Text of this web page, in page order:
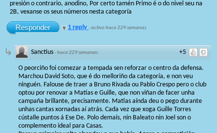
presión o contrario, anodino, Por certo tamén Primo é o do nivel seu na
2B, vexanse os seus números nesta categoría
Responder 1 reply ·activo hace 229 semanas
+5
Sanctius ·hace 229 semanas
O peorciño foi comezar a tempada sen reforzar o centro da defensa.
Marchou David Soto, que é do melloriño da categoría, e non veu
ninguén. Falouse de traer a Bruno Rivada ou Pablo Crespo pero o club
optou por renovar a Matías e Guille, que non viñan de facer unha
campaña brillante, precisamente. Matías aínda deu o pego durante
unhas cantas xornadas aí atrás. Cada vez que xoga Guille Torres
cústalle puntos á Ese De. Polo demais, nin Baleato nin Joel son o
complemento ideal para Casas.